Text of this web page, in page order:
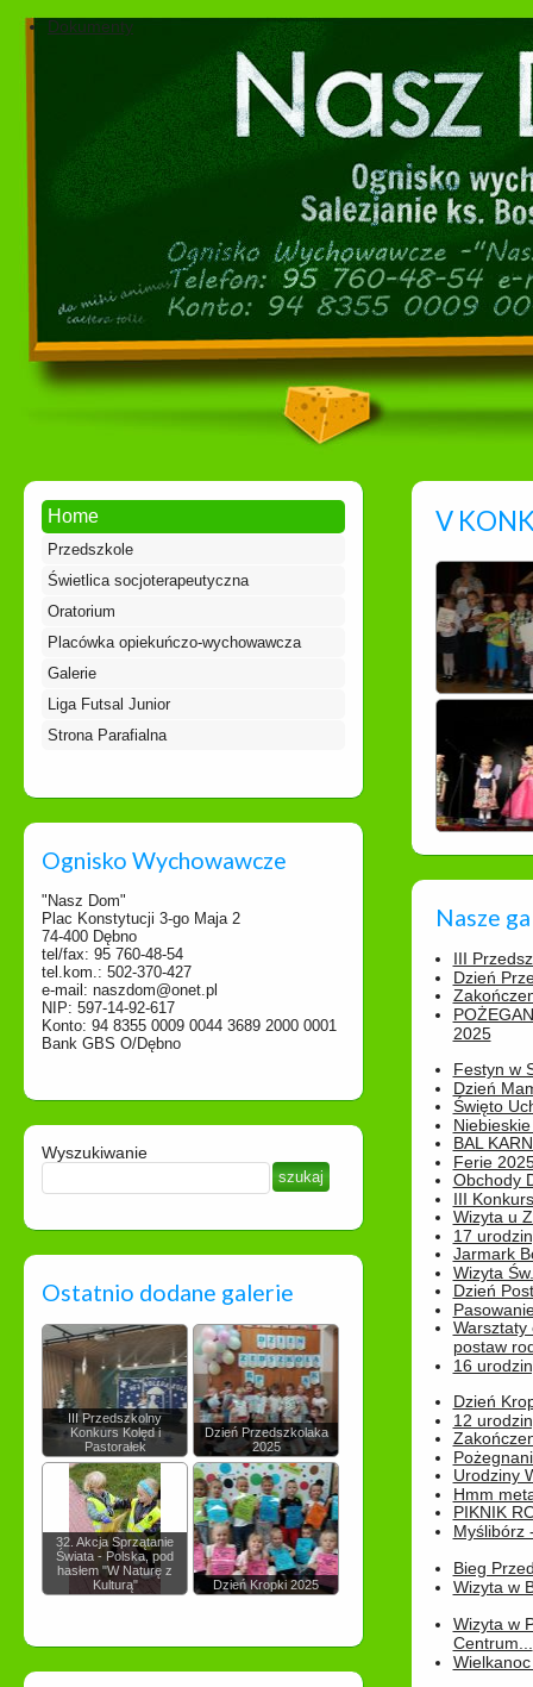
Dokumenty
Home
Przedszkole
Świetlica socjoterapeutyczna
Oratorium
Placówka opiekuńczo-wychowawcza
Galerie
Liga Futsal Junior
Strona Parafialna
Ognisko Wychowawcze
"Nasz Dom"
Plac Konstytucji 3-go Maja 2
74-400 Dębno
tel/fax: 95 760-48-54
tel.kom.: 502-370-427
e-mail: naszdom@onet.pl
NIP: 597-14-92-617
Konto: 94 8355 0009 0044 3689 2000 0001
Bank GBS O/Dębno
Wyszukiwanie
Ostatnio dodane galerie
III Przedszkolny
Konkurs Kolęd i
Pastorałek
Dzień Przedszkolaka
2025
32. Akcja Sprzątanie
Świata - Polska, pod
hasłem "W Naturę z
Kulturą"
Dzień Kropki 2025
V
Nasze
III
Dzień
2025
Festyn w
Dzień
Święto
BAL
Ferie
Obchody
III
Wizyta u
17
Jarmark
Wizyta
Dzień
Warsztaty
postaw
16
Dzień
12
Urodziny
Hmm
PIKNIK
Myślibórz
Bieg
Wizyta w
Wizyta w
Centrum...